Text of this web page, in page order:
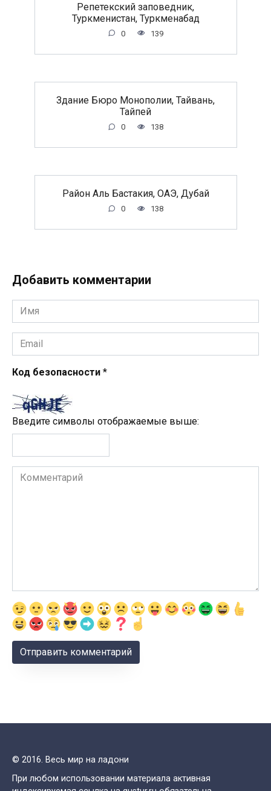
Репетекский заповедник,
Туркменистан, Туркменабад
0 139
Здание Бюро Монополии, Тайвань,
Тайпей
0 138
Район Аль Бастакия, ОАЭ, Дубай
0 138
Добавить комментарии
Имя
*
Email
*
Код безопасности *
Введите символы отображаемые выше:
Комментарий
© 2016. Весь мир на ладони
При любом использовании материала активная